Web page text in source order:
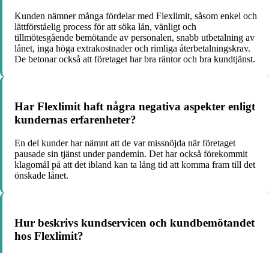
Kunden nämner många fördelar med Flexlimit, såsom enkel och
lättförståelig process för att söka lån, vänligt och
tillmötesgående bemötande av personalen, snabb utbetalning av
lånet, inga höga extrakostnader och rimliga återbetalningskrav.
De betonar också att företaget har bra räntor och bra kundtjänst.
Har Flexlimit haft några negativa aspekter enligt
kundernas erfarenheter?
En del kunder har nämnt att de var missnöjda när företaget
pausade sin tjänst under pandemin. Det har också förekommit
klagomål på att det ibland kan ta lång tid att komma fram till det
önskade lånet.
Hur beskrivs kundservicen och kundbemötandet
hos Flexlimit?